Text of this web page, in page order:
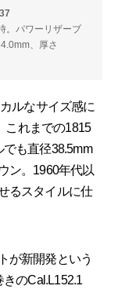
。パワーリザーブ
、厚さ
ルなサイズ感に
これまでの1815
も直径38.5mm
ン。1960年代以
るスタイルに仕
が新開発という
のCal.L152.1